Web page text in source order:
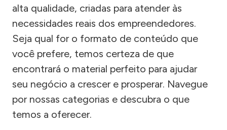
alta qualidade, criadas para atender às
necessidades reais dos empreendedores.
Seja qual for o formato de conteúdo que
você prefere, temos certeza de que
encontrará o material perfeito para ajudar
seu negócio a crescer e prosperar. Navegue
por nossas categorias e descubra o que
temos a oferecer.